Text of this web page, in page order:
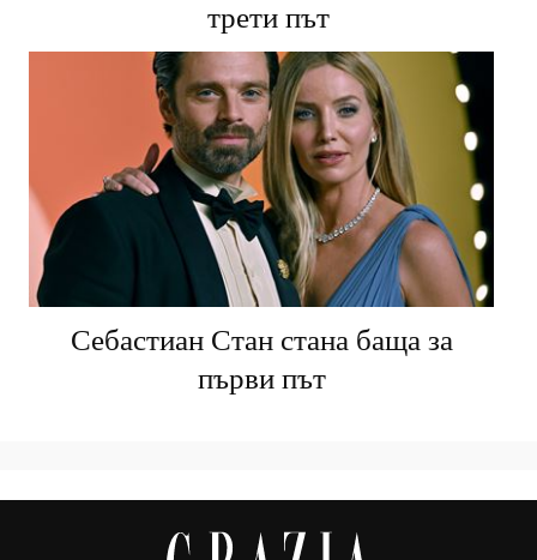
трети път
Себастиан Стан стана баща за
първи път